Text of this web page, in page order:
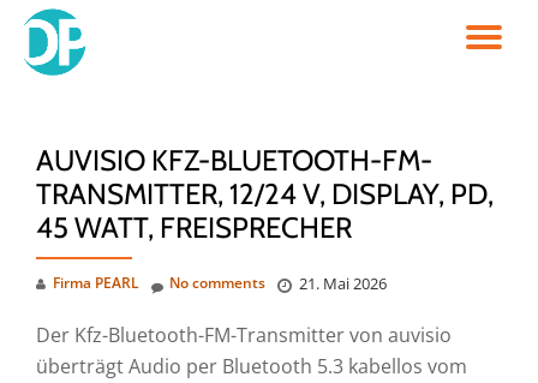
Skip
AUVISIO KFZ-BLUETOOTH-FM-
TRANSMITTER, 12/24 V, DISPLAY, PD,
45 WATT, FREISPRECHER
Firma PEARL 21. Mai 2026
No comments
Der Kfz-Bluetooth-FM-Transmitter von auvisio
überträgt Audio per Bluetooth 5.3 kabellos vom